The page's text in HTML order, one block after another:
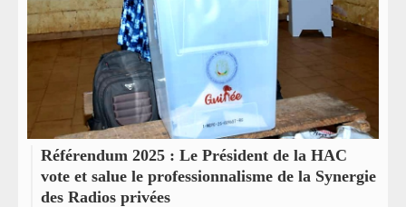
Référendum 2025 : Le Président de la HAC
vote et salue le professionnalisme de la Synergie
des Radios privées